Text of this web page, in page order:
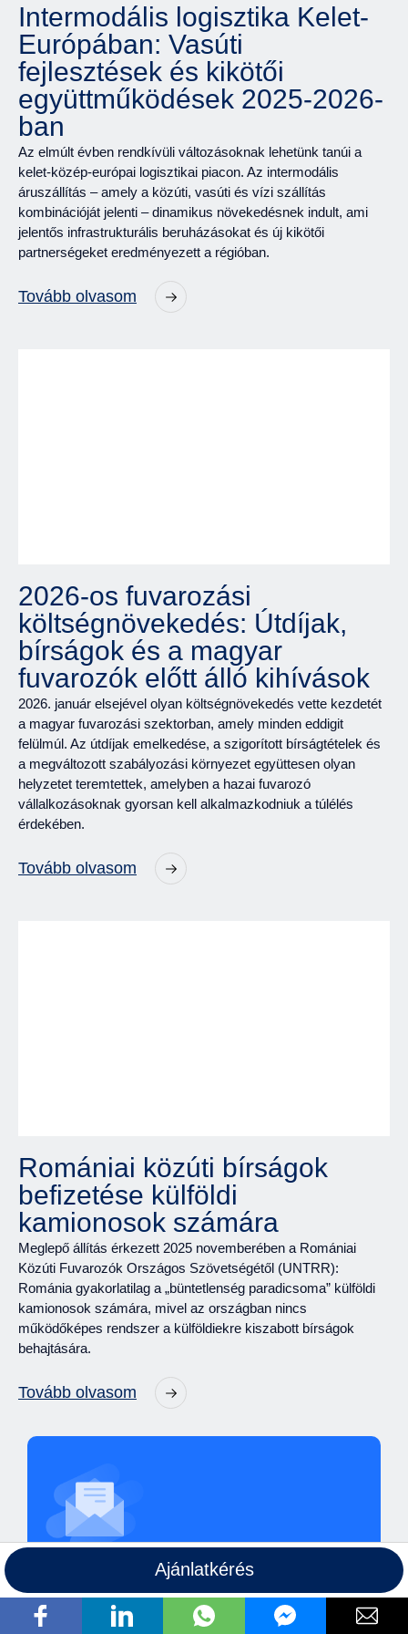
Intermodális logisztika Kelet-
Európában: Vasúti
fejlesztések és kikötői
együttműködések 2025-2026-
ban
Az elmúlt évben rendkívüli változásoknak lehetünk tanúi a
kelet-közép-európai logisztikai piacon. Az intermodális
áruszállítás – amely a közúti, vasúti és vízi szállítás
kombinációját jelenti – dinamikus növekedésnek indult, ami
jelentős infrastrukturális beruházásokat és új kikötői
partnerségeket eredményezett a régióban.
Tovább olvasom
2026-os fuvarozási
költségnövekedés: Útdíjak,
bírságok és a magyar
fuvarozók előtt álló kihívások
2026. január elsejével olyan költségnövekedés vette kezdetét
a magyar fuvarozási szektorban, amely minden eddigit
felülmúl. Az útdíjak emelkedése, a szigorított bírságtételek és
a megváltozott szabályozási környezet együttesen olyan
helyzetet teremtettek, amelyben a hazai fuvarozó
vállalkozásoknak gyorsan kell alkalmazkodniuk a túlélés
érdekében.
Tovább olvasom
Romániai közúti bírságok
befizetése külföldi
kamionosok számára
Meglepő állítás érkezett 2025 novemberében a Romániai
Közúti Fuvarozók Országos Szövetségétől (UNTRR):
Románia gyakorlatilag a „büntetlenség paradicsoma” külföldi
kamionosok számára, mivel az országban nincs
működőképes rendszer a külföldiekre kiszabott bírságok
behajtására.
Tovább olvasom
Szeretne további hasznos
tartalmakat olvasni?
Ajánlatkérés